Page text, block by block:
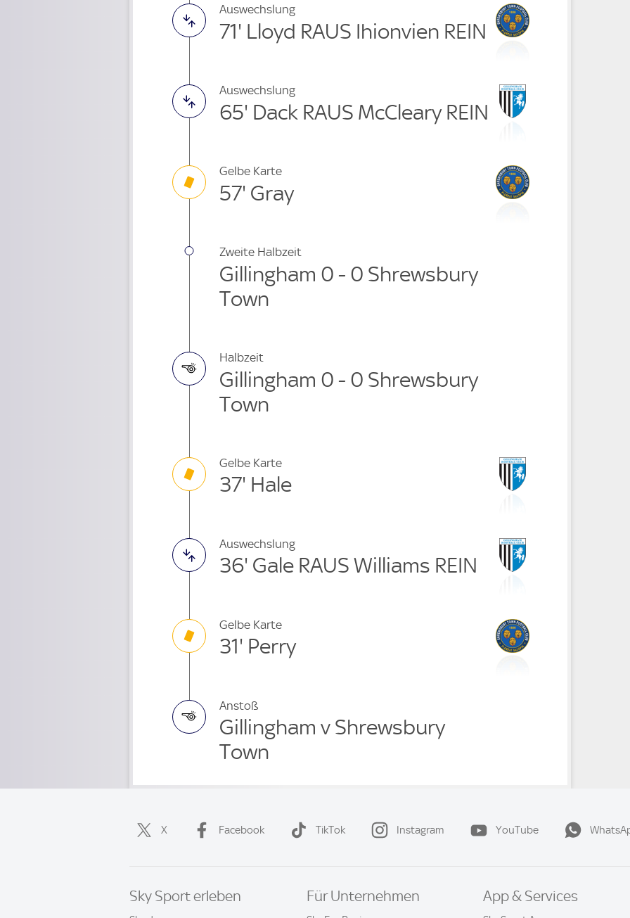
Auswechslung
71' Lloyd RAUS Ihionvien REIN
Auswechslung
65' Dack RAUS McCleary REIN
Gelbe Karte
57' Gray
Zweite Halbzeit
Gillingham 0 - 0 Shrewsbury
Town
Halbzeit
Gillingham 0 - 0 Shrewsbury
Town
Gelbe Karte
37' Hale
Auswechslung
36' Gale RAUS Williams REIN
Gelbe Karte
31' Perry
Anstoß
Gillingham v Shrewsbury
Town
X Facebook TikTok Instagram YouTube
Sky Sport erleben Für Unternehmen App & Services